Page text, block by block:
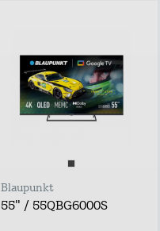
Blaupunkt
55" / 55QBG6000S